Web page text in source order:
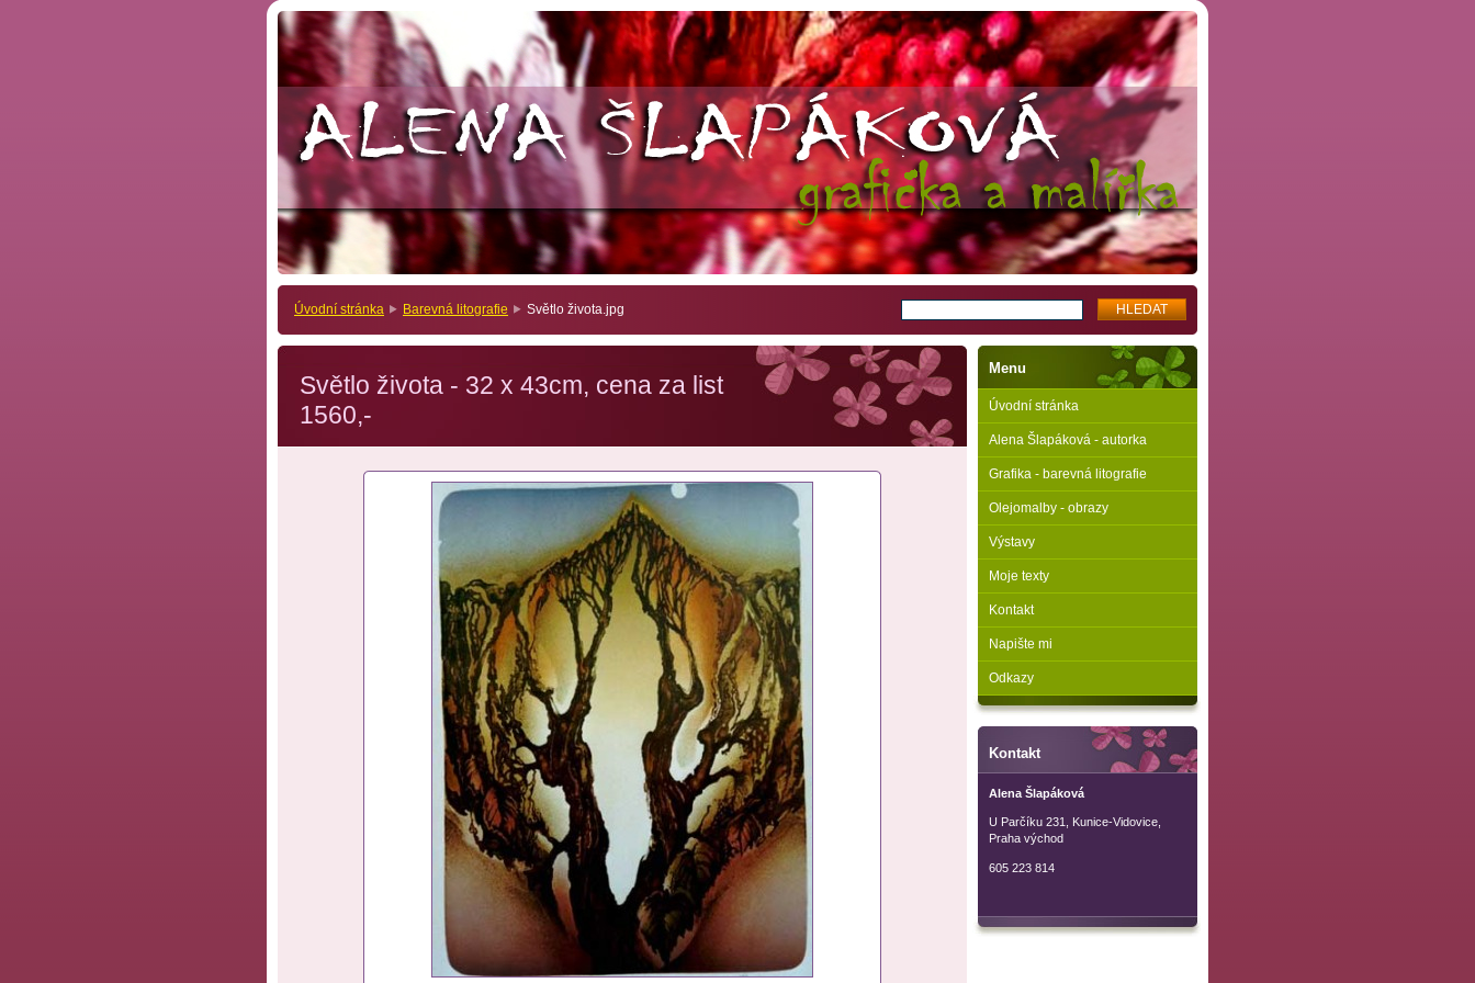
Úvodní stránka Barevná litografie Světlo života.jpg
Světlo života - 32 x 43cm, cena za list
1560,-
Menu
Úvodní stránka
Alena Šlapáková - autorka
Grafika - barevná litografie
Olejomalby - obrazy
Výstavy
Moje texty
Kontakt
Napište mi
Odkazy
Kontakt
Alena Šlapáková
U Parčíku 231, Kunice-Vidovice,
Praha východ
605 223 814